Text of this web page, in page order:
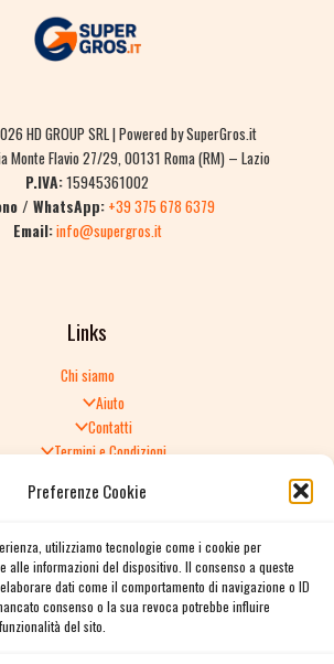
Preferenze Cookie
utilizziamo tecnologie come i cookie per
alle informazioni del dispositivo. Il consenso a queste
dati come il comportamento di navigazione o ID
consenso o la sua revoca potrebbe influire
del sito.
HD GROUP SRL | Powered by SuperGros.it
Monte Flavio 27/29, 00131 Roma (RM) – Lazio
P.IVA:15945361002
/ WhatsApp: +39 375 678 6379
Email:info@supergros.it
Links
Chi siamo
Aiuto
Contatti
Termini e Condizioni
Politica di Reso
Spedizione e consegna
Informativa sulla Privacy
Cookie Policy